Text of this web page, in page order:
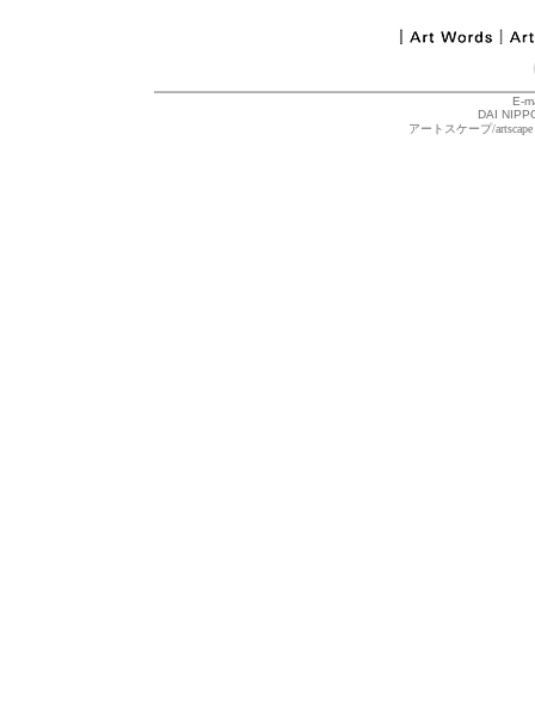
E-
DAI
アートスケープ/